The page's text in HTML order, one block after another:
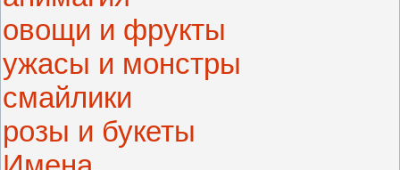
овощи и фрукты
ужасы и монстры
смайлики
розы и букеты